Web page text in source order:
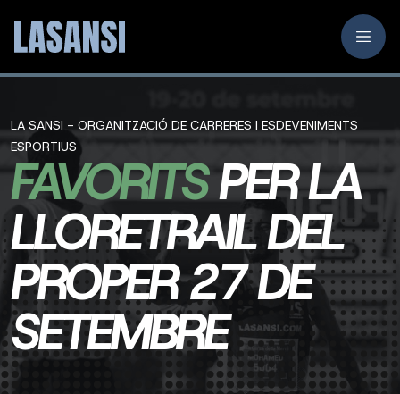
LA SANSI - ORGANITZACIÓ DE CARRERES I ESDEVENIMENTS
ESPORTIUS
FAVORITSPER LA
LLORETRAIL DEL
PROPER 27 DE
SETEMBRE